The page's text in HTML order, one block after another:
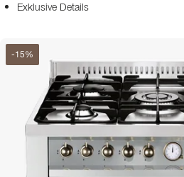
Exklusive Details
-15%